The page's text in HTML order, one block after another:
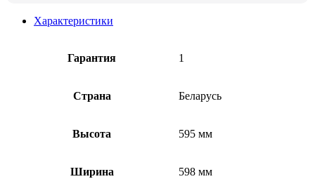
Характеристики
Гарантия 1
Страна Беларусь
Высота 595 мм
Ширина 598 мм